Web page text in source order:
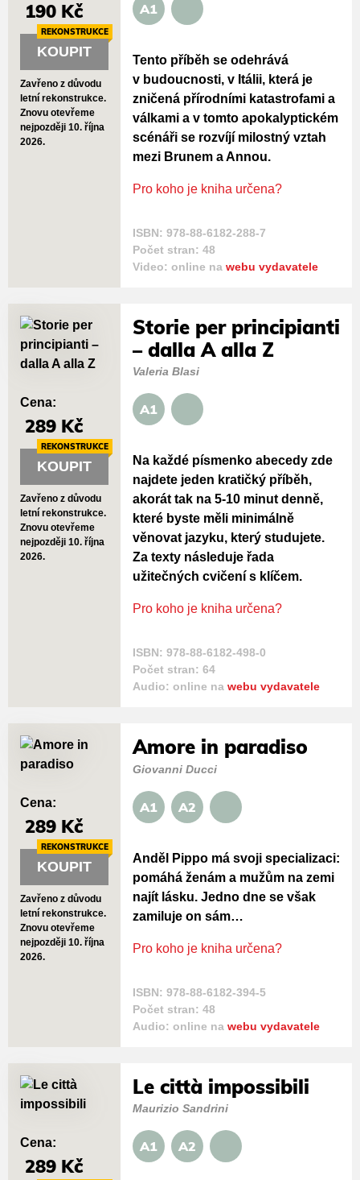
A1
Tento příběh se odehrává
v budoucnosti, v Itálii, která je
zničená přírodními katastrofami a
válkami a v tomto apokalyptickém
scénáři se rozvíjí milostný vztah
mezi Brunem a Annou.
Pro koho je kniha určena?
ISBN: 978-88-6182-288-7
Počet stran: 48
Video: online na webu vydavatele
190 Kč
KOUPIT
REKONSTRUKCE
Zavřeno z důvodu
letní rekonstrukce.
Znovu otevřeme
nejpozději 10. října
2026.
Storie per principianti
– dalla A alla Z
Valeria Blasi
A1
Na každé písmenko abecedy zde
najdete jeden kratičký příběh,
akorát tak na 5-10 minut denně,
které byste měli minimálně
věnovat jazyku, který studujete.
Za texty následuje řada
užitečných cvičení s klíčem.
Pro koho je kniha určena?
ISBN: 978-88-6182-498-0
Počet stran: 64
Audio: online na webu vydavatele
Cena:
289 Kč
KOUPIT
REKONSTRUKCE
Zavřeno z důvodu
letní rekonstrukce.
Znovu otevřeme
nejpozději 10. října
2026.
Amore in paradiso
Giovanni Ducci
A1 A2
Anděl Pippo má svoji specializaci:
pomáhá ženám a mužům na zemi
najít lásku. Jedno dne se však
zamiluje on sám…
Pro koho je kniha určena?
ISBN: 978-88-6182-394-5
Počet stran: 48
Audio: online na webu vydavatele
Cena:
289 Kč
KOUPIT
REKONSTRUKCE
Zavřeno z důvodu
letní rekonstrukce.
Znovu otevřeme
nejpozději 10. října
2026.
Le città impossibili
Maurizio Sandrini
A1 A2
Cena:
289 Kč